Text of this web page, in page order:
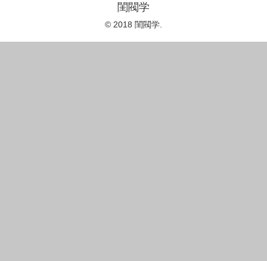
閨閥学
© 2018 閨閥学.